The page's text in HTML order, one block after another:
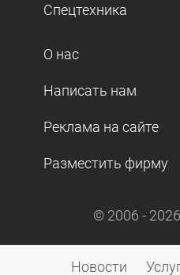
Спецтехника
О нас
Написать нам
Реклама на сайте
Разместить фирму
© 2006 - 2026
Новости